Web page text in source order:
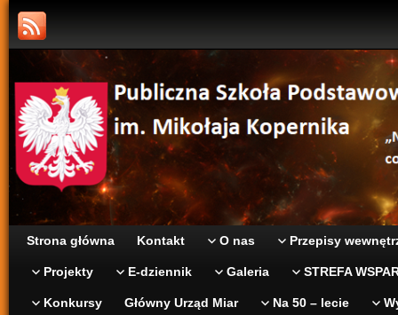
Strona główna Kontakt O nas Przepisy
Projekty E-dziennik Galeria STREFA
Konkursy Główny Urząd Miar Na 50 – lecie